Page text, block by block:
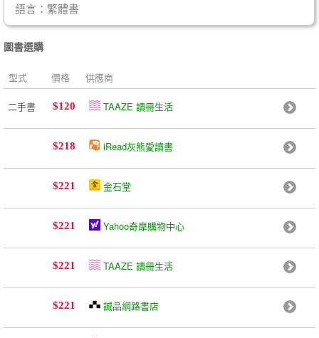
語言：繁體書
圖書選購
型式 價格 供應商
二手書 $120 TAAZE 讀冊生活
$218 iRead灰熊愛讀書
$221 金石堂
$221 Yahoo奇摩購物中心
$221 TAAZE 讀冊生活
$221 誠品網路書店